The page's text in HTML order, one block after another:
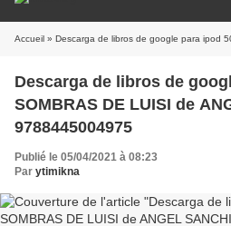
Accueil » Descarga de libros de google para ipod 50 SOMBRAS
Descarga de libros de
SOMBRAS DE LUISI de
9788445004975
Publié le 05/04/2021 à 08:23
Par ytimikna